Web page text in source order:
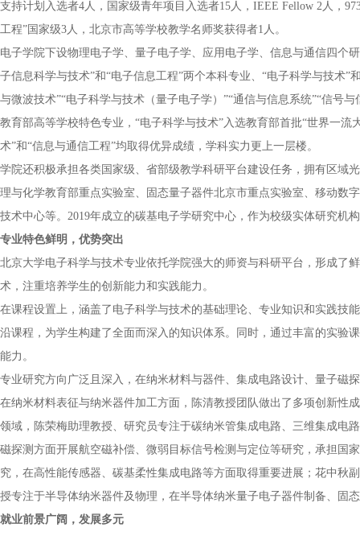
支持计划入选者4人，国家级青年项目入选者15人，IEEE Fellow 2人，
工程”国家级3人，北京市高等学校教学名师奖获得者1人。
电子学院下设物理电子学、量子电子学、应用电子学、信息与通信四个
子信息科学与技术”和“电子信息工程”两个本科专业、“电子科学与技术”
与微波技术”“电子科学与技术（量子电子学）”“通信与信息系统”“信号
教育部高等学校特色专业，“电子科学与技术”入选教育部首批“世界一
术”和“信息与通信工程”均取得优异成绩，学科实力更上一层楼。
学院还积极承担各类国家级、省部级教学科研平台建设任务，拥有区域
理与化学教育部重点实验室、固态量子器件北京市重点实验室、移动数
技术中心等。2019年成立的碳基电子学研究中心，作为校级实体研究机
专业特色鲜明，优势突出
北京大学电子科学与技术专业依托学院强大的师资与科研平台，形成了
术，注重培养学生的创新能力和实践能力。
在课程设置上，涵盖了电子科学与技术的基础理论、专业知识和实践技
沿课程，为学生构建了全面而深入的知识体系。同时，通过丰富的实验
能力。
专业研究方向广泛且深入，在纳米材料与器件、集成电路设计、量子磁
在纳米材料表征与纳米器件加工方面，陈清教授团队做出了多项创新性
领域，陈荣梅助理教授、研究员专注于碳纳米管集成电路、三维集成电
磁探测方面开展航空磁补偿、微弱目标信号检测与定位等研究，承担国
究，在高性能传感器、碳基柔性集成电路等方面取得重要进展；花中秋
授专注于半导体纳米器件及物理，在半导体纳米量子电子器件制备、固
就业前景广阔，发展多元